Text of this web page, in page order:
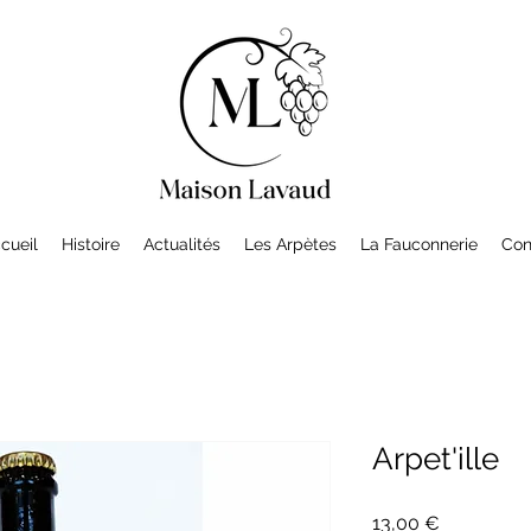
Histoire Actualités Les Arpètes La Fauconnerie
Arpet'ille
13,00 €